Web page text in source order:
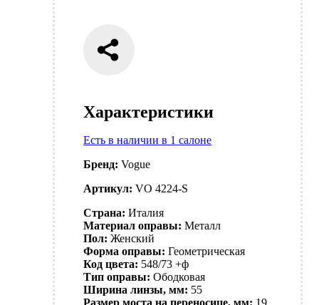
Характеристики
Есть в наличии в 1 салоне
Бренд: Vogue
Артикул: VO 4224-S
Страна: Италия
Материал оправы: Металл
Пол: Женский
Форма оправы: Геометрическая
Код цвета: 548/73 +ф
Тип оправы: Ободковая
Ширина линзы, мм: 55